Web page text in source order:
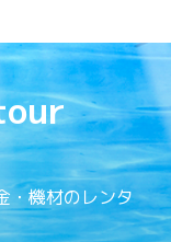
・機材のレンタ